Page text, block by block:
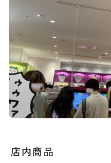
店内商品